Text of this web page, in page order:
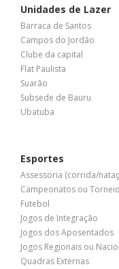
Unidades de Lazer
Barraca de Santos
Campos do Jordão
Clube da capital
Flat Paulista
Suarão
Subsede de Bauru
Ubatuba
Esportes
Assessoria (corrida/
Campeonatos ou
Futebol
Jogos de Integração
Jogos dos Aposentados
Jogos Regionais ou
Quadras Externas